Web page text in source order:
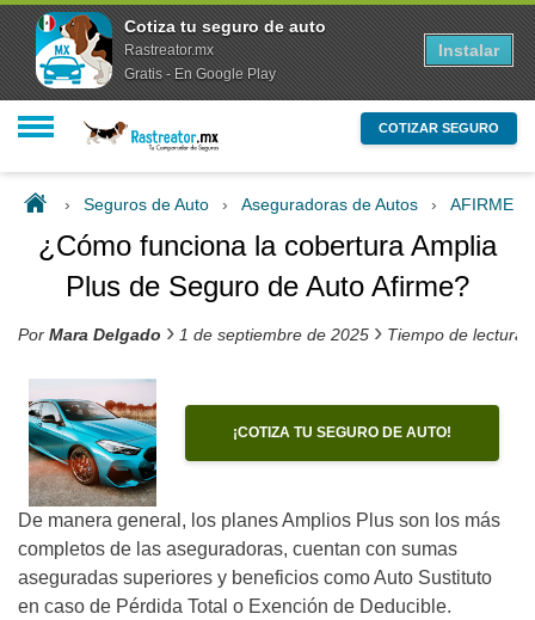
COTIZAR SEGURO
› Seguros de Auto › Aseguradoras de Autos › AFIRME
¿Cómo funciona la cobertura Amplia
Plus de Seguro de Auto Afirme?
Por Mara Delgado › 1 de septiembre de 2025 › Tiempo de lectura
¡COTIZA TU SEGURO DE AUTO!
De manera general, los planes Amplios Plus son los más
completos de las aseguradoras, cuentan con sumas
aseguradas superiores y beneficios como Auto Sustituto
en caso de Pérdida Total o Exención de Deducible.
Cotiza tu seguro de auto
Rastreator.mx
Gratis - En Google Play
Instalar